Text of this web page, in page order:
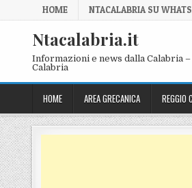
Skip to content
HOME NTACALABRIA SU
Ntacalabria.it
Informazioni e news dalla Calabria
Calabria
HOME AREA GRECANICA REGGIO